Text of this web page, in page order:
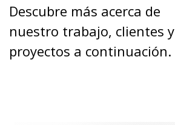
Descubre más acerca de
nuestro trabajo, clientes y
proyectos a continuación.